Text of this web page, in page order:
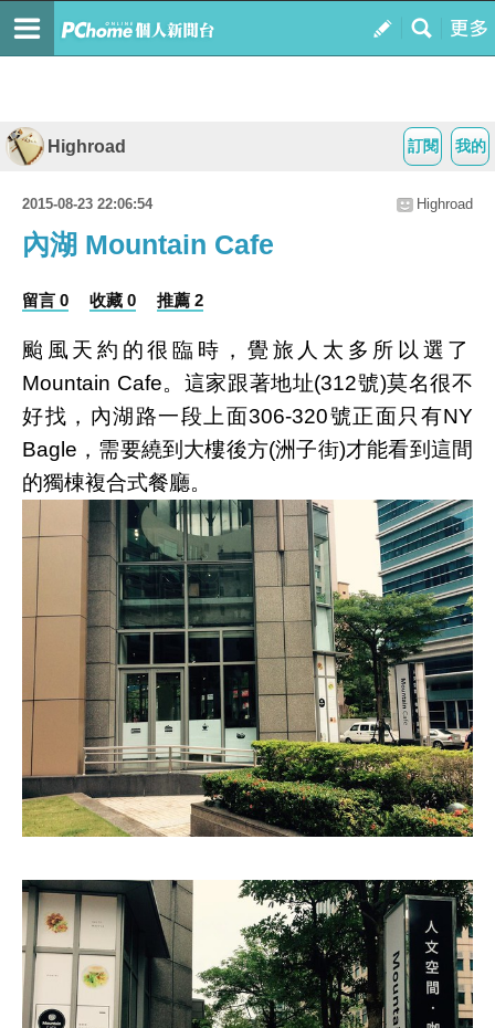
我的
訂閱
Highroad
2015-08-23 22:06:54 Highroad
內湖 Mountain Cafe
留言 0 收藏 0 推薦 2
颱風天約的很臨時，覺旅人太多所以選了
Mountain Cafe。這家跟著地址(312號)莫名很不
好找，內湖路一段上面306-320號正面只有NY
Bagle，需要繞到大樓後方(洲子街)才能看到這間
的獨棟複合式餐廳。